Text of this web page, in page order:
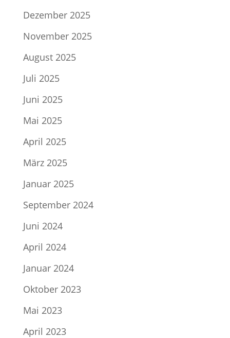
Dezember 2025
November 2025
August 2025
Juli 2025
Juni 2025
Mai 2025
April 2025
März 2025
Januar 2025
September 2024
Juni 2024
April 2024
Januar 2024
Oktober 2023
Mai 2023
April 2023